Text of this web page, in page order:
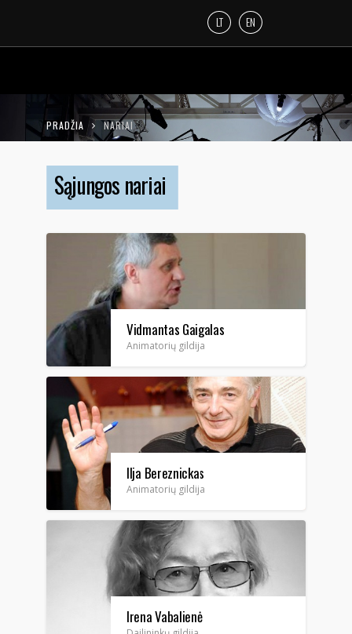
LT EN
PRADŽIA NARIAI
Sąjungos nariai
Vidmantas Gaigalas
Animatorių gildija
Ilja Bereznickas
Animatorių gildija
Irena Vabalienė